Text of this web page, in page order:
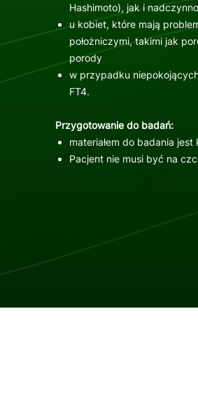
Hashimoto), jak i
u kobiet, które mają
położniczymi, takimi jak
porody
w przypadku
FT4.
Przygotowanie do badań:
materiałem do badania jest
Pacjent nie musi być na